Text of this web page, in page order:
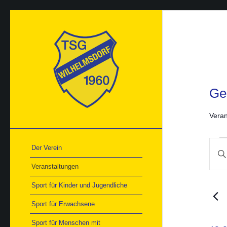
Der Verein
Veranstaltungen
Sport für Kinder und Jugendliche
Sport für Erwachsene
Sport für Menschen mit
für
Mai
Bitte
nach